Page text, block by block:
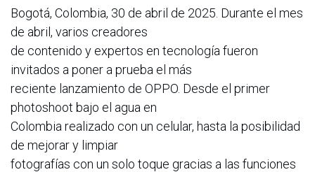
Bogotá, Colombia, 30 de abril de 2025. Durante el mes
de abril, varios creadores
de contenido y expertos en tecnología fueron
invitados a poner a prueba el más
reciente lanzamiento de OPPO. Desde el primer
photoshoot bajo el agua en
Colombia realizado con un celular, hasta la posibilidad
de mejorar y limpiar
fotografías con un solo toque gracias a las funciones